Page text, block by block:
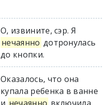
О, извините, сэр. Я
нечаянно дотронулась
до кнопки.
Оказалось, что она
купала ребенка в ванне